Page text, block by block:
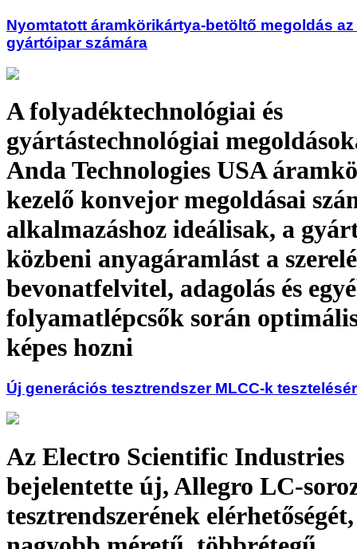
Nyomtatott áramkörikártya-betöltő megoldás
gyártóipar számára
A folyadéktechnológiai és
gyártástechnológiai
Anda Technologies USA
kezelő konvejor megoldásai
alkalmazáshoz ideálisak, a
közbeni anyagáramlást a
bevonatfelvitel, adagolás és
folyamatlépcsők során
képes hozni
Új generációs tesztrendszer MLCC-k
Az Electro Scientific Industries
bejelentette új, Allegro LC-
tesztrendszerének